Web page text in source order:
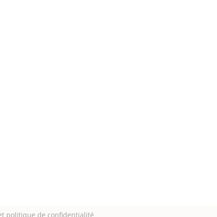
politique de confidentialité